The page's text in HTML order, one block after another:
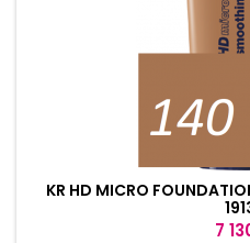
KR HD MICRO
Ár
7